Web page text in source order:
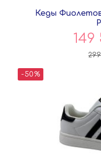
Кеды
149
-50%